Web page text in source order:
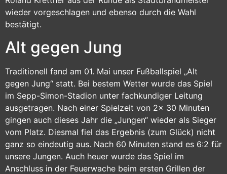
wieder vorgeschlagen und ebenso durch die Wahl
bestätigt.
Alt gegen Jung
Traditionell fand am 01. Mai unser Fußballspiel „Alt
gegen Jung“ statt. Bei bestem Wetter wurde das Spiel
im Sepp-Simon-Stadion unter fachkundiger Leitung
ausgetragen. Nach einer Spielzeit von 2x 30 Minuten
gingen auch dieses Jahr die „Jungen“ wieder als Sieger
vom Platz. Diesmal fiel das Ergebnis (zum Glück) nicht
ganz so eindeutig aus. Nach 60 Minuten stand es 6:2 für
unsere Jungen. Auch heuer wurde das Spiel im
Anschluss in der Feuerwache beim ersten Grillen der